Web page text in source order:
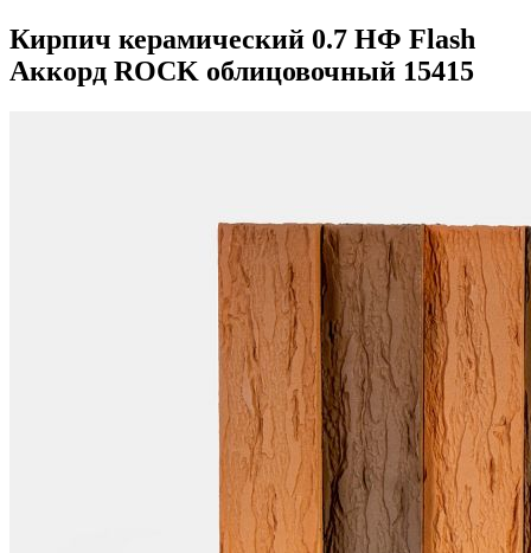
Кирпич керамический 0.7 НФ Flash
Аккорд ROCK облицовочный 15415